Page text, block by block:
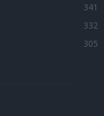
341
332
305